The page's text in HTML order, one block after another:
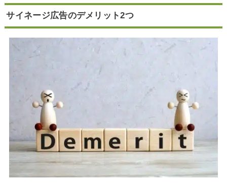
サイネージ広告のデメリット2つ